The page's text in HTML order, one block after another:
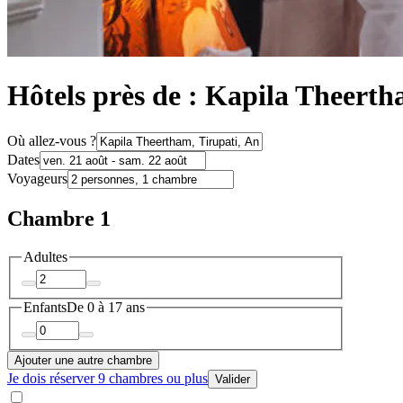
Hôtels près de : Kapila
Où allez-vous ?
Dates
Voyageurs
Chambre 1
Adultes
EnfantsDe 0 à 17 ans
Ajouter une autre chambre
Je dois réserver 9 chambres ou plus Valider